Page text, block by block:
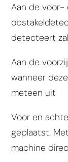
Aan de voor-
detecteert
Aan de
wanneer
meteen uit
Voor en
geplaatst.
machine